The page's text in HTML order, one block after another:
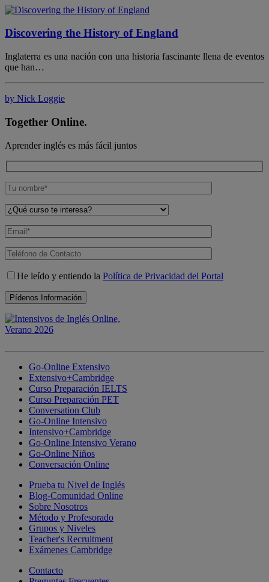
Discovering the History of England
Inglaterra es una nación con una historia fascinante llena de eventos
que han…
by Nick Loggie
Together Online.
Aprender inglés es más fácil juntos
He leído y entiendo la Política de Privacidad del Portal
Go-Online Extensivo
Extensivo+Cambridge
Curso Preparación IELTS
Curso Preparación PET
Conversation Club
Go-Online Intensivo
Intensivo+Cambridge
Go-Online Intensivo Verano
Go-Online Niños
Conversación Online
Prueba tu Nivel de Inglés
Blog-Comunidad Online
Sobre Nosotros
Método y Profesorado
Grupos y Niveles
Teacher's Recruitment
Exámenes Cambridge
Contacto